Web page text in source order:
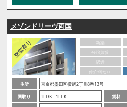
メゾンドリーヴ両国
新築
分譲賃貸
駅近
仲介料ゼロ
住所
東京都墨田区横網2丁目8番13号
間取り
1LDK - 1LDK 賃料